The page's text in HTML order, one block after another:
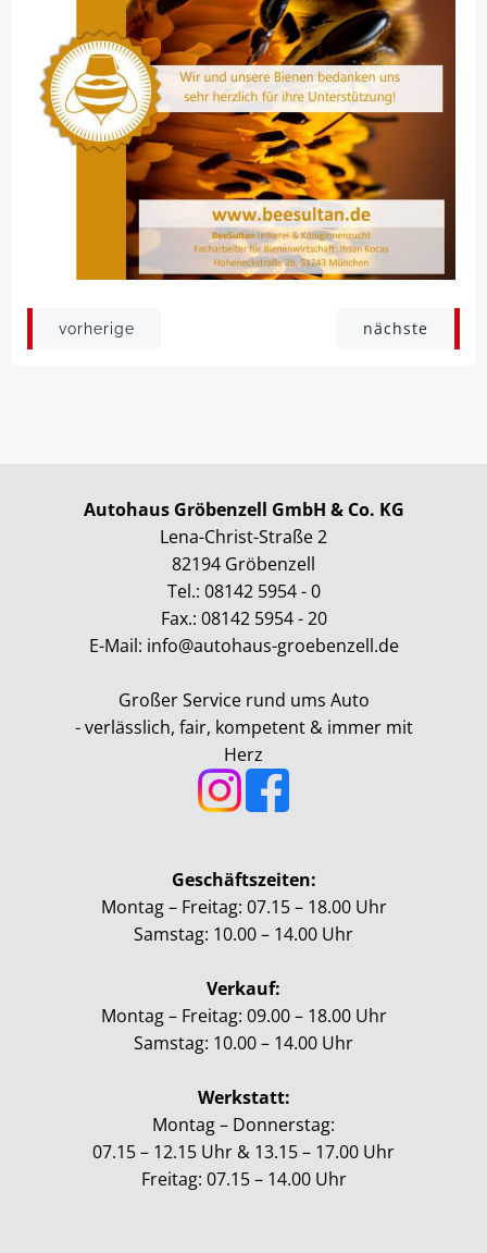
Beitragsnavigation
vorherige nächste
Autohaus Gröbenzell GmbH & Co. KG
Lena-Christ-Straße 2
82194 Gröbenzell
Tel.: 08142 5954 - 0
Fax.: 08142 5954 - 20
E-Mail: info@autohaus-groebenzell.de
Großer Service rund ums Auto
- verlässlich, fair, kompetent & immer mit
Herz
Geschäftszeiten:
Montag – Freitag: 07.15 – 18.00 Uhr
Samstag: 10.00 – 14.00 Uhr
Verkauf:
Montag – Freitag: 09.00 – 18.00 Uhr
Samstag: 10.00 – 14.00 Uhr
Werkstatt:
Montag – Donnerstag:
07.15 – 12.15 Uhr & 13.15 – 17.00 Uhr
Freitag: 07.15 – 14.00 Uhr